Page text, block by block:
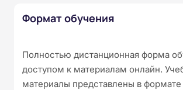
Формат обучения
Полностью дистанционная форма
доступом к материалам онлайн.
материалы представлены в формате